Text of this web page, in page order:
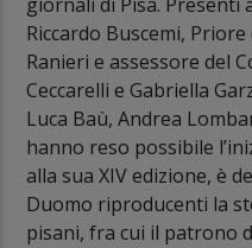
Riccardo Buscemi,
Ranieri e assessore del
Ceccarelli e Gabriella
Luca Baù, Andrea
hanno reso possibile
alla sua XIV edizione, è
Duomo riproducenti la
pisani, fra cui il patrono